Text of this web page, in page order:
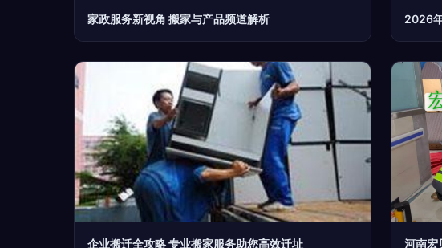
家政服务新视角 搬家与产品频道解析
企业搬迁全攻略 专业搬家服务助您高效迁址